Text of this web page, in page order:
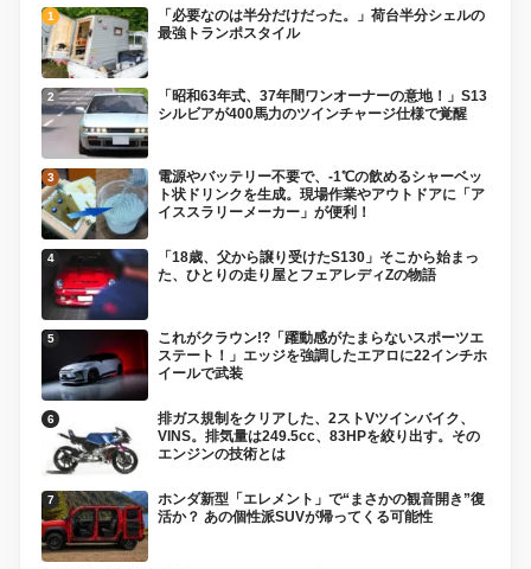
「必要なのは半分だけだった。」荷台半分シェルの
最強トランポスタイル
「昭和63年式、37年間ワンオーナーの意地！」S13
シルビアが400馬力のツインチャージ仕様で覚醒
電源やバッテリー不要で、-1℃の飲めるシャーベッ
ト状ドリンクを生成。現場作業やアウトドアに「ア
イススラリーメーカー」が便利！
「18歳、父から譲り受けたS130」そこから始まっ
た、ひとりの走り屋とフェアレディZの物語
これがクラウン!?「躍動感がたまらないスポーツエ
ステート！」エッジを強調したエアロに22インチホ
イールで武装
排ガス規制をクリアした、2ストVツインバイク、
VINS。排気量は249.5cc、83HPを絞り出す。その
エンジンの技術とは
ホンダ新型「エレメント」で“まさかの観音開き”復
活か？ あの個性派SUVが帰ってくる可能性